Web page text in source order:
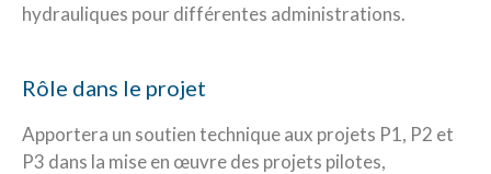
hydrauliques pour différentes administrations.
Rôle dans le projet
Apportera un soutien technique aux projets P1, P2 et
P3 dans la mise en œuvre des projets pilotes,